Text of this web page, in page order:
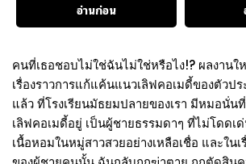
อ่านก่อน
คนที่เธอชอบไม่ใช่ฉันไม่ใช่หรือไง!? ผลงาน
เรื่องราวการแก้แค้นแนวเลิฟคอเมดี้ของตัวป
แล้ว ที่โรงเรียนมัธยมปลายของเรา มีหมอนั่น
เลิฟคอเมดี้อยู่ เป็นผู้ชายธรรมดาๆ ที่ไม่โดดเ
เนื้อหอมในหมู่สาวสวยอย่างเหลือเชื่อ และในเ